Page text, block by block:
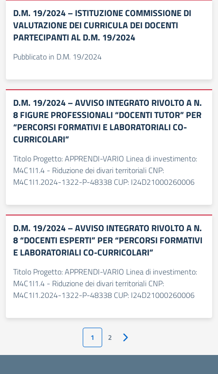
D.M. 19/2024 – ISTITUZIONE COMMISSIONE DI
VALUTAZIONE DEI CURRICULA DEI DOCENTI
PARTECIPANTI AL D.M. 19/2024
Pubblicato in D.M. 19/2024
D.M. 19/2024 – AVVISO INTEGRATO RIVOLTO A N.
8 FIGURE PROFESSIONALI “DOCENTI TUTOR” PER
“PERCORSI FORMATIVI E LABORATORIALI CO-
CURRICOLARI”
Titolo Progetto: APPRENDI-VARIO Linea di investimento:
M4C1I1.4 - Riduzione dei divari territoriali CNP:
M4C1I1.2024-1322-P-48338 CUP: I24D21000260006
D.M. 19/2024 – AVVISO INTEGRATO RIVOLTO A N.
8 “DOCENTI ESPERTI” PER “PERCORSI FORMATIVI
E LABORATORIALI CO-CURRICOLARI”
Titolo Progetto: APPRENDI-VARIO Linea di investimento:
M4C1I1.4 - Riduzione dei divari territoriali CNP:
M4C1I1.2024-1322-P-48338 CUP: I24D21000260006
1 2 Pagina successiva